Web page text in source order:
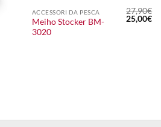
ACCESSORI DA PESCA
Meiho Stocker BM-
3020
27,90€
Il
prezzo
25,00€Il